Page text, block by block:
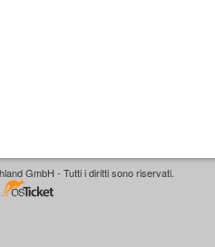
GmbH - Tutti i diritti sono riservati.